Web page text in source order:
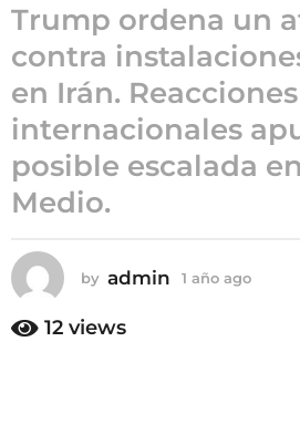
o
1
a
ñ
o
a
g
o
Trump ordena un
contra
en Irán. Reacciones
internacionales
posible escalada
Medio.
by admin 1 año ago
12 views